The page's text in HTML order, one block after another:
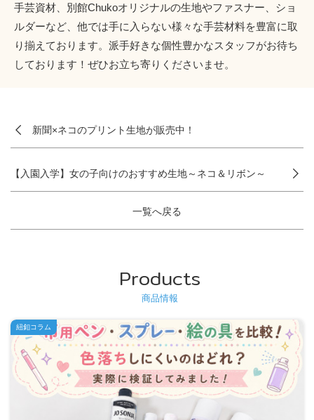
手芸資材、別館Chukoオリジナルの生地やファスナー、ショ
ルダーなど、他では手に入らない様々な手芸材料を豊富に取
り揃えております。派手好きな個性豊かなスタッフがお待ち
しております！ぜひお立ち寄りくださいませ。
新聞×ネコのプリント生地が販売中！
一覧へ戻る
【入園入学】女の子向けのおすすめ生地～ネコ＆リボン～
Products
商品情報
紐釦コラム